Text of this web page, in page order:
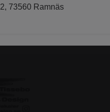
73560 Ramnäs